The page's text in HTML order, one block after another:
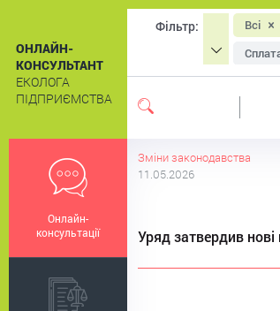
ОНЛАЙН-
КОНСУЛЬТАНТ
ЕКОЛОГА
ПІДПРИЄМСТВА
Онлайн-
консультації
Фільтр: Всі
Зміни законодавства
11.05.2026
Уряд затвердив